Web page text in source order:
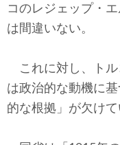
コのレジェップ・
は間違いない。
これに対し、トル
は政治的な動機に
的な根拠」が欠けて